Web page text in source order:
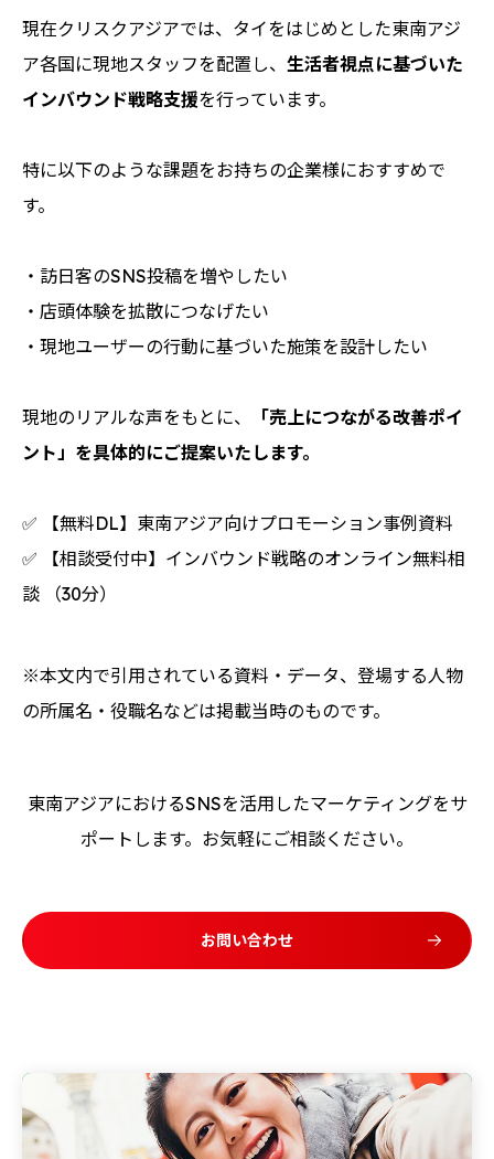
現在クリスクアジアでは、タイをはじめとした東南アジ
ア各国に現地スタッフを配置し、 生活者視点に基づいた
インバウンド戦略支援を行っています。
特に以下のような課題をお持ちの企業様におすすめで
す。
・訪日客のSNS投稿を増やしたい
・店頭体験を拡散につなげたい
・現地ユーザーの行動に基づいた施策を設計したい
現地のリアルな声をもとに、
「売上につながる改善ポイ
ント」を具体的にご提案いたします。
✅ 【無料DL】 東南アジア向けプロモーション事例資料
✅ 【相談受付中】 インバウンド戦略のオンライン無料相
談 （30分）
※本文内で引用されている資料・データ、登場する人物
の所属名・役職名などは掲載当時のものです。
東南アジアにおけるSNSを活用したマーケティングをサ
ポートします。お気軽にご相談ください。
お問い合わせ